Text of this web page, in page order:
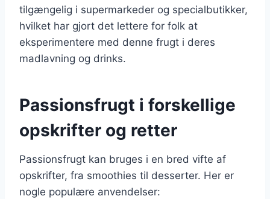
tilgængelig i supermarkeder og specialbutikker,
hvilket har gjort det lettere for folk at
eksperimentere med denne frugt i deres
madlavning og drinks.
Passionsfrugt i forskellige
opskrifter og retter
Passionsfrugt kan bruges i en bred vifte af
opskrifter, fra smoothies til desserter. Her er
nogle populære anvendelser: